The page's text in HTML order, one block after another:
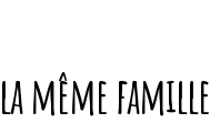
la même famille